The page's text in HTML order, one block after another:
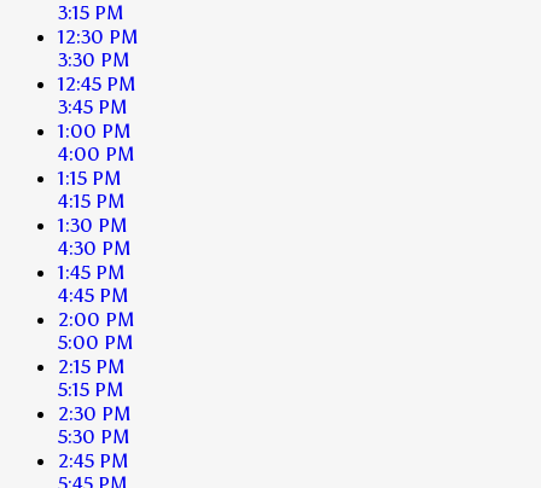
3:15 PM
12:30 PM
3:30 PM
12:45 PM
3:45 PM
1:00 PM
4:00 PM
1:15 PM
4:15 PM
1:30 PM
4:30 PM
1:45 PM
4:45 PM
2:00 PM
5:00 PM
2:15 PM
5:15 PM
2:30 PM
5:30 PM
2:45 PM
5:45 PM